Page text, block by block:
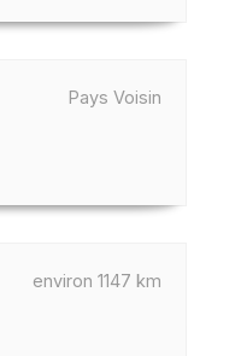
Pays Voisin
environ 1147 km